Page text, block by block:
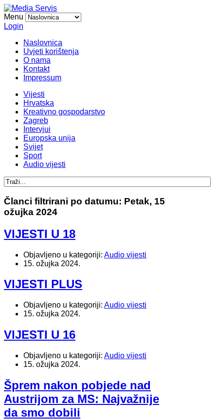
Menu
Login
Naslovnica
Uvjeti korištenja
O nama
Kontakt
Impressum
Vijesti
Hrvatska
Kreativno gospodarstvo
Zagreb
Intervjui
Europska unija
Svijet
Sport
Audio vijesti
Članci filtrirani po datumu: Petak, 15
ožujka 2024
VIJESTI U 18
Objavljeno u kategoriji: Audio vijesti
15. ožujka 2024.
VIJESTI PLUS
Objavljeno u kategoriji: Audio vijesti
15. ožujka 2024.
VIJESTI U 16
Objavljeno u kategoriji: Audio vijesti
15. ožujka 2024.
Šprem nakon pobjede nad
Austrijom za MS: Najvažnije
da smo dobili